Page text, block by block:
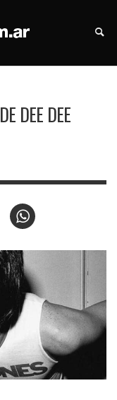
DEE DEE